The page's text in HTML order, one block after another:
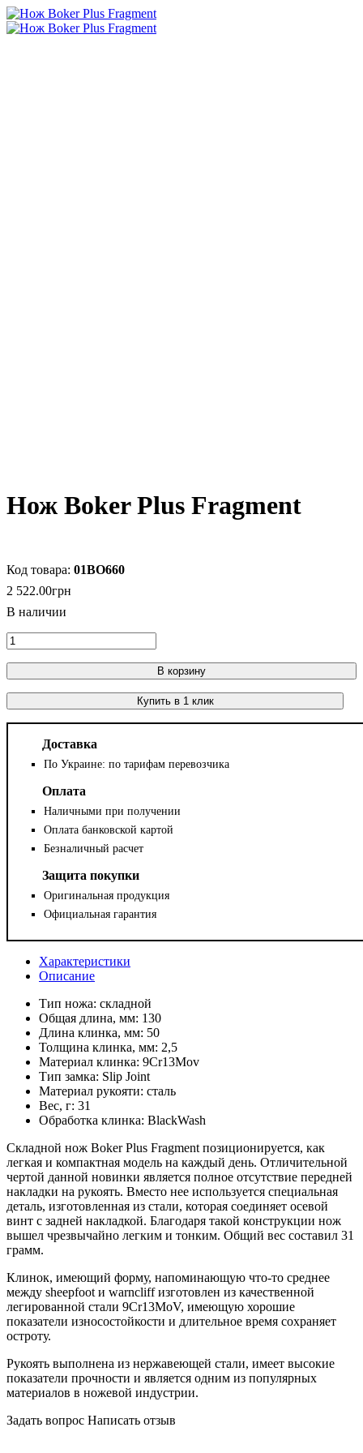
Нож Boker Plus Fragment
01BO660
2 522.00грн
В корзину
Купить в 1 клик
Доставка
По Украине: по тарифам перевозчика
Оплата
Наличными при получении
Оплата банковской картой
Безналичный расчет
Защита покупки
Оригинальная продукция
Официальная гарантия
Характеристики
Описание
Тип ножа: складной
Общая длина, мм: 130
Длина клинка, мм: 50
Толщина клинка, мм: 2,5
Материал клинка: 9Cr13Mov
Тип замка: Slip Joint
Материал рукояти: сталь
Вес, г: 31
Обработка клинка: BlackWash
Складной нож Boker Plus Fragment позиционируется, как
легкая и компактная модель на каждый день. Отличительной
чертой данной новинки является полное отсутствие передней
накладки на рукоять. Вместо нее используется специальная
деталь, изготовленная из стали, которая соединяет осевой
винт с задней накладкой. Благодаря такой конструкции нож
вышел чрезвычайно легким и тонким. Общий вес составил 31
грамм.
Клинок, имеющий форму, напоминающую что-то среднее
между sheepfoot и warncliff изготовлен из качественной
легированной стали 9Cr13MoV, имеющую хорошие
показатели износостойкости и длительное время сохраняет
остроту.
Рукоять выполнена из нержавеющей стали, имеет высокие
показатели прочности и является одним из популярных
материалов в ножевой индустрии.
Задать вопрос Написать отзыв